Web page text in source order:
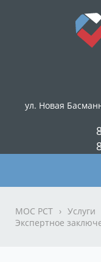
ул. Новая
МОС РСТ › Услуги
Экспертное